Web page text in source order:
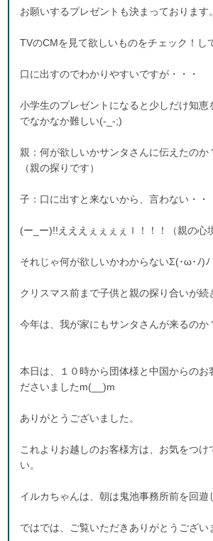
お願いするプレゼントも決まっております。
TVのCMを見て欲しいものをチェック！し
口に出すのでわかりやすいですが・・・
小学生のプレゼントになると少しだけ知恵
でなかなか難しい(-_-;)
親：何が欲しいかサンタさんに伝えたのか
（親の探りです）
子：口に出すと来ないから、言わない・・
(ー_ー)!!えええぇぇぇぇｌ！！！（親の心
それじゃ何が欲しいかわからないΣ(･ω･ﾉ)ﾉ
クリスマス前まで子供と親の探り合いが続
今年は、我が家にもサンタさんが来るのか
本日は、１０時から団体様と中国からのお
ださいましたm(__)m
ありがとうございました。
これよりお越しのお客様方は、お気をつけ
い。
イルカちゃんは、朝は鬼池事務所前を回遊
ではでは、ご覧いただきありがとうござい